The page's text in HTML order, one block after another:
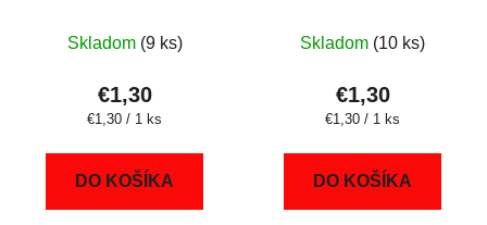
Skladom (9 ks)
€1,30
Jednotková
€1,30 / 1 ks
DO KOŠÍKA
Skladom (10 ks)
€1,30
Jednotková
€1,30 / 1 ks
DO KOŠÍKA